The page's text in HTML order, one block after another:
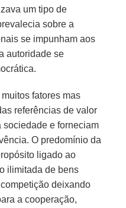
um tipo de
sobre a
se impunham aos
autoridade se
fatores mas
referências de valor
sociedade e forneciam
O predomínio da
ligado ao
ilimitada de bens
deixando
a cooperação,